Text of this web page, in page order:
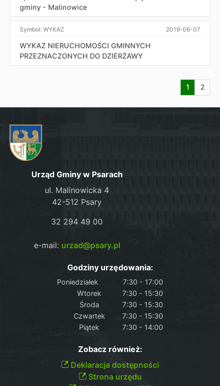
gminy - Malinowice
Symbol: WYKAZ 2019-06-07
WYKAZ NIERUCHOMOŚCI GMINNYCH
PRZEZNACZONYCH DO DZIERŻAWY
Aktualna
1 2
Urząd Gminy w Psarach
ul. Malinowicka 4
42-512 Psary
32 294 49 00
e-mail: urzad@psary.pl
Godziny urzędowania:
Poniedziałek
7:30 - 17:00
Wtorek
7:30 - 15:30
Środa
7:30 - 15:30
Czwartek
7:30 - 15:30
Piątek
7:30 - 14:00
Zobacz również:
Deklaracja dostępności
Strona urzędu